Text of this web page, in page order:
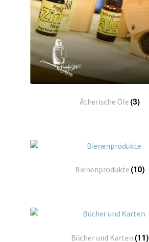
Ätherische Öle (3)
Bienenprodukte (10)
Bücher und Karten (11)